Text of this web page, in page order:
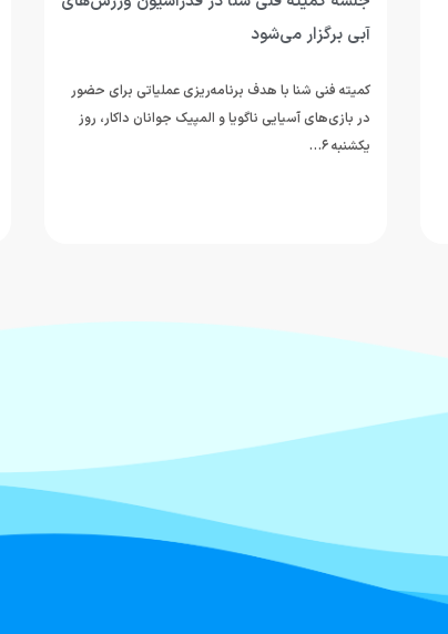
آبی برگزار می‌شود
کمیته فنی شنا با هدف برنامه‌ریزی عملیاتی برای حضور
در بازی‌های آسیایی ناگویا و المپیک جوانان داکار، روز
یکشنبه ۶…